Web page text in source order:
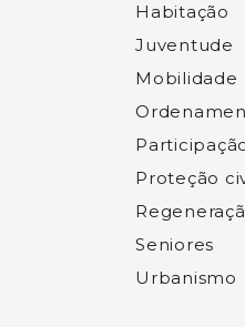
Habitação
Juventude
Mobilidade
Proteção
Seniores
Urbanismo